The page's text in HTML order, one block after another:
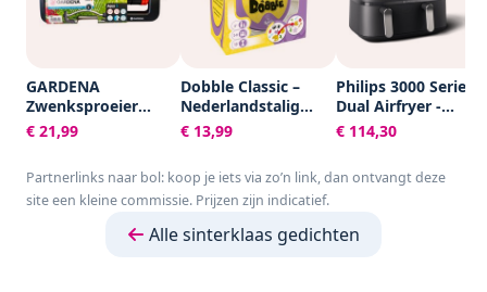
GARDENA
Zwenksproeier
Aqua S -
Tuinsproeier - 90 tot
€ 21,99
Dobble Classic –
Nederlandstalig
Kaartspel voor 2 tot
8 spelers - Leuk
jaar - Het
razendsnelle
hele gezin
€ 13,99
Philips 3000 Series
Dual Airfryer -
NA351/00 - Dubbele
Mand - 9L - Tot 6
Zwart/Zilver
€ 114,30
Partnerlinks naar bol: koop je iets via zo’n link, dan ontvangt deze
site een kleine commissie. Prijzen zijn indicatief.
Alle sinterklaas gedichten